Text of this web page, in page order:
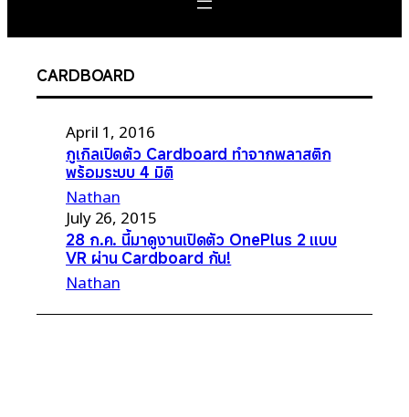
CARDBOARD
April 1, 2016
กูเกิลเปิดตัว Cardboard ทำจากพลาสติก
พร้อมระบบ 4 มิติ
Nathan
July 26, 2015
28 ก.ค. นี้มาดูงานเปิดตัว OnePlus 2 แบบ
VR ผ่าน Cardboard กัน!
Nathan